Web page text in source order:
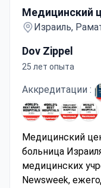
Медицинский
Израиль,
Dov Zippel
25 лет опыта
Аккредитации :
Медицинский
больница
медицинских
Newsweek,